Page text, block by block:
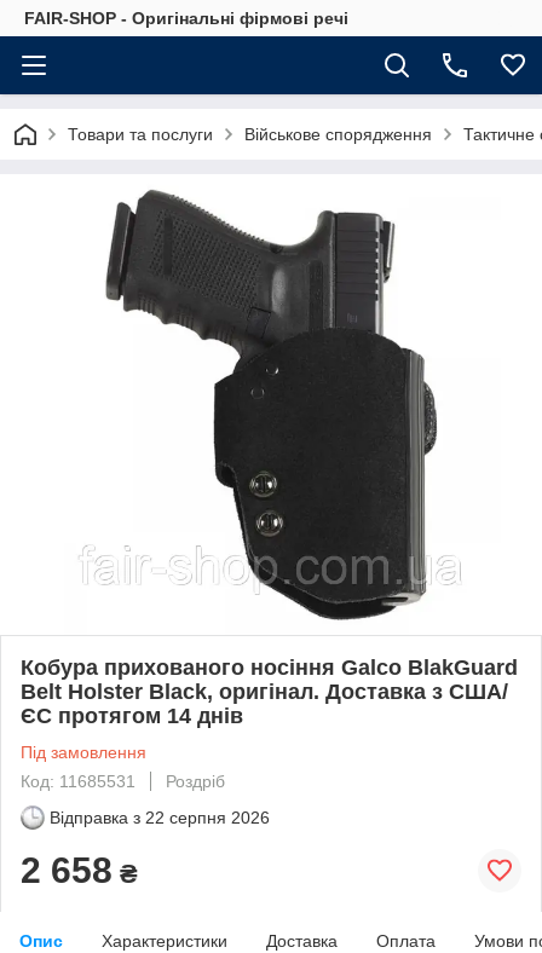
FAIR-SHOP - Оригінальні фірмові речі
Товари та послуги Військове спорядження
Кобура прихованого носіння Galco BlakGuard
Belt Holster Black, оригінал. Доставка з США/
ЄС протягом 14 днів
Під замовлення
Код: 11685531
Роздріб
Відправка з 22 серпня 2026
2 658 ₴
Опис Характеристики Доставка Оплата Умови